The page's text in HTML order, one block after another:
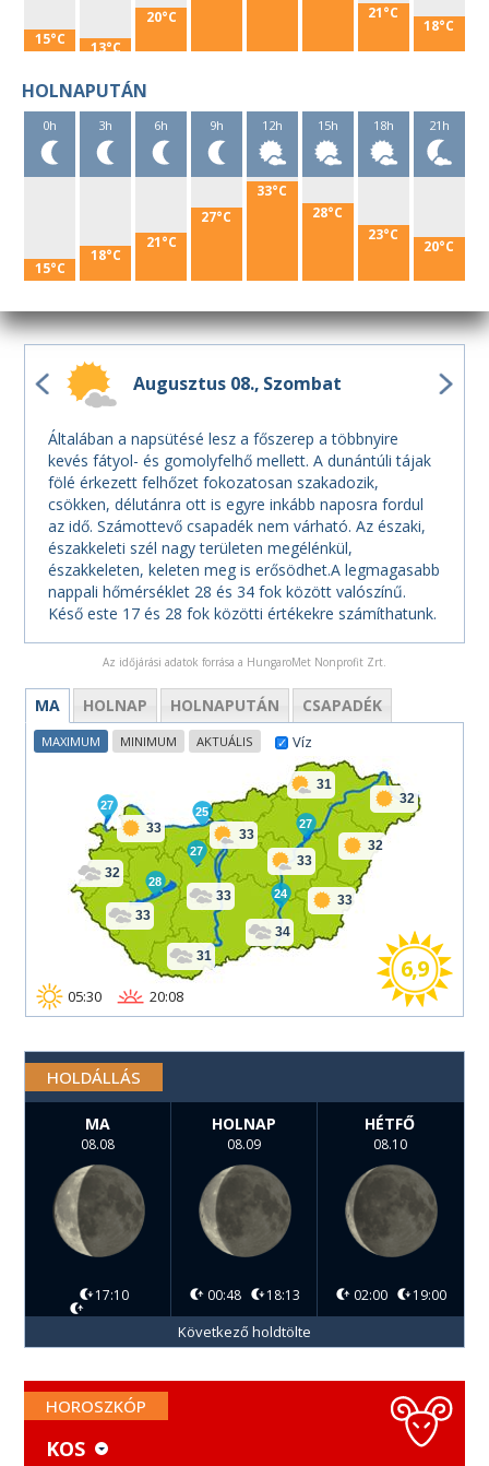
15°C 13°C
20°C 21°C
18°C
HOLNAPUTÁN
0h
15°C
3h
18°C
6h
21°C
9h
27°C
12h
33°C
15h
28°C
18h
23°C
21h
20°C
Augusztus 08. Szombat
Általában a napsütésé lesz a főszerep a többnyire
kevés fátyol- és gomolyfelhő mellett. A dunántúli tájak
fölé érkezett felhőzet fokozatosan szakadozik,
csökken, délutánra ott is egyre inkább naposra fordul
az idő. Számottevő csapadék nem várható. Az északi,
északkeleti szél nagy területen megélénkül,
északkeleten, keleten meg is erősödhet.A legmagasabb
nappali hőmérséklet 28 és 34 fok között valószínű.
Késő este 17 és 28 fok közötti értékekre számíthatunk.
Az időjárási adatok forrása a HungaroMet Nonprofit Zrt.
MA HOLNAP HOLNAPUTÁN CSAPADÉK
33
32
33
33
31
34
33
33
31
33
32
32
27
28
27
25
24
27
05:30 20:08
6,9
Víz
MAXIMUM MINIMUM AKTUÁLIS
HOLDÁLLÁS
MA
08.08
17:10
HOLNAP
08.09
00:48 18:13
HÉTFŐ
08.10
02:00 19:00
Következő holdtölte
HOROSZKÓP
KOS